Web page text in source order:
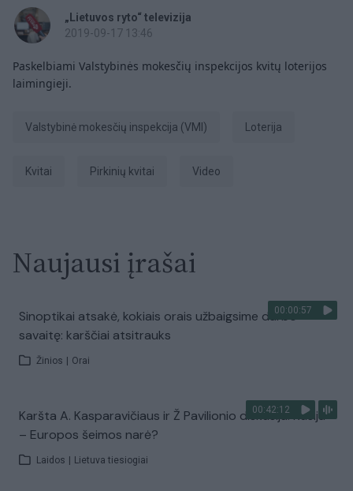
„Lietuvos ryto“ televizija
2019-09-17 13:46
Paskelbiami Valstybinės mokesčių inspekcijos kvitų loterijos
laimingieji.
Valstybinė mokesčių inspekcija (VMI) Loterija
kvitai pirkinių kvitai Video
Naujausi įrašai
00:00:57
Sinoptikai atsakė, kokiais orais užbaigsime darbo
savaitę: karščiai atsitrauks
Žinios Orai
00:42:12
Karšta A. Kasparavičiaus ir Ž Pavilionio diskusija: Rusija
– Europos šeimos narė?
Laidos Lietuva tiesiogiai